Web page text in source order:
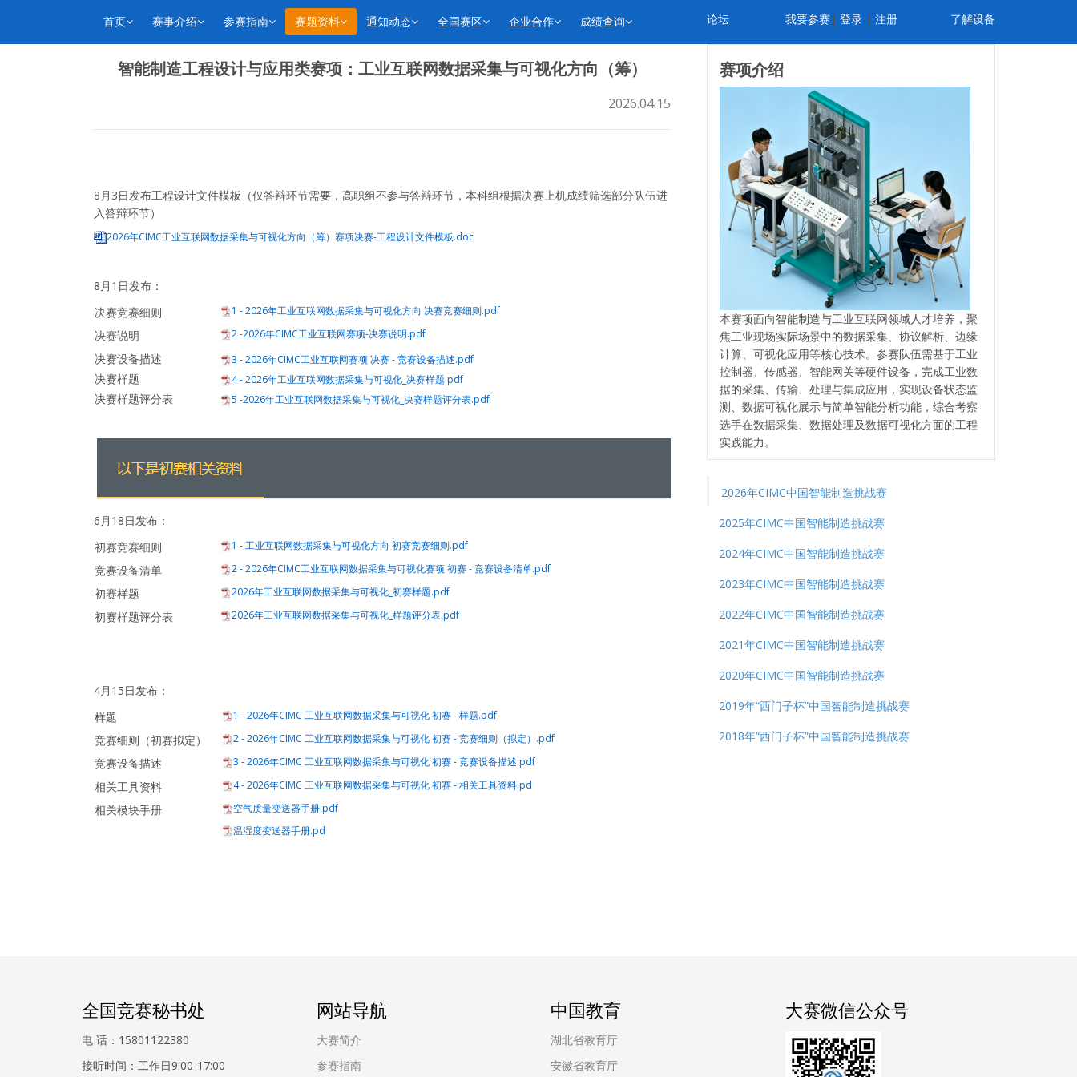
首页 赛事介绍 参赛指南 赛题资料 通知动态 全国赛区 企业合作 成绩查询 论坛 我要参赛| 登录| 注册 了解设备
智能制造工程设计与应用类赛项：工业互联网数据采集与可视化方向（筹）
2026.04.15
8月3日发布工程设计文件模板（仅答辩环节需要，高职组不参与答辩环节，本科组根据决赛上机成绩筛选部分队伍进
入答辩环节）
2026年CIMC工业互联网数据采集与可视化方向（筹）赛项决赛-工程设计文件模板.doc
8月1日发布：
决赛竞赛细则
1 - 2026年工业互联网数据采集与可视化方向 决赛竞赛细则.pdf
决赛说明 2 -2026年CIMC工业互联网赛项-决赛说明.pdf
决赛设备描述 3 - 2026年CIMC工业互联网赛项 决赛 - 竞赛设备描述.pdf
决赛样题 4 - 2026年工业互联网数据采集与可视化_决赛样题.pdf
决赛样题评分表 5 -2026年工业互联网数据采集与可视化_决赛样题评分表.pdf
6月18日发布：
初赛竞赛细则
1 - 工业互联网数据采集与可视化方向 初赛竞赛细则.pdf
竞赛设备清单 2 - 2026年CIMC工业互联网数据采集与可视化赛项 初赛 - 竞赛设备清单.pdf
初赛样题 2026年工业互联网数据采集与可视化_初赛样题.pdf
初赛样题评分表 2026年工业互联网数据采集与可视化_样题评分表.pdf
4月15日发布：
样题
1 - 2026年CIMC 工业互联网数据采集与可视化 初赛 - 样题.pdf
竞赛细则（初赛拟定） 2 - 2026年CIMC 工业互联网数据采集与可视化 初赛 - 竞赛细则（拟定）.pdf
竞赛设备描述 3 - 2026年CIMC 工业互联网数据采集与可视化 初赛 - 竞赛设备描述.pdf
相关工具资料 4 - 2026年CIMC 工业互联网数据采集与可视化 初赛 - 相关工具资料.pd
相关模块手册
空气质量变送器手册.pdf
温湿度变送器手册.pd
赛项介绍
本赛项面向智能制造与工业互联网领域人才培养，聚
焦工业现场实际场景中的数据采集、协议解析、边缘
计算、可视化应用等核心技术。参赛队伍需基于工业
控制器、传感器、智能网关等硬件设备，完成工业数
据的采集、传输、处理与集成应用，实现设备状态监
测、数据可视化展示与简单智能分析功能，综合考察
选手在数据采集、数据处理及数据可视化方面的工程
实践能力。
2026年CIMC中国智能制造挑战赛
2025年CIMC中国智能制造挑战赛
2024年CIMC中国智能制造挑战赛
2023年CIMC中国智能制造挑战赛
2022年CIMC中国智能制造挑战赛
2021年CIMC中国智能制造挑战赛
2020年CIMC中国智能制造挑战赛
2019年“西门子杯”中国智能制造挑战赛
2018年“西门子杯”中国智能制造挑战赛
全国竞赛秘书处
电 话：15801122380
接听时间：工作日9:00-17:00
网站导航
大赛简介
参赛指南
中国教育
湖北省教育厅
安徽省教育厅
大赛微信公众号